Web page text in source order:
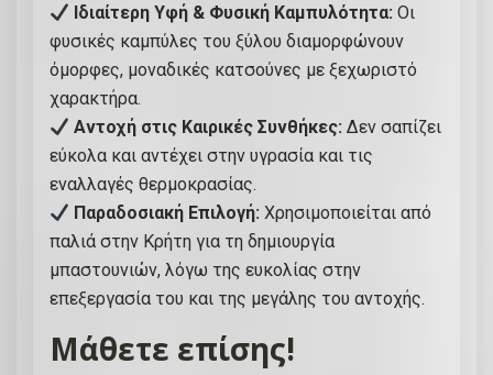
Ιδιαίτερη Υφή & Φυσική Καμπυλότητα: Οι
φυσικές καμπύλες του ξύλου διαμορφώνουν
όμορφες, μοναδικές κατσούνες με ξεχωριστό
χαρακτήρα.
Αντοχή στις Καιρικές Συνθήκες: Δεν σαπίζει
εύκολα και αντέχει στην υγρασία και τις
εναλλαγές θερμοκρασίας.
Παραδοσιακή Επιλογή: Χρησιμοποιείται από
παλιά στην Κρήτη για τη δημιουργία
μπαστουνιών, λόγω της ευκολίας στην
επεξεργασία του και της μεγάλης του αντοχής.
Μάθετε επίσης!